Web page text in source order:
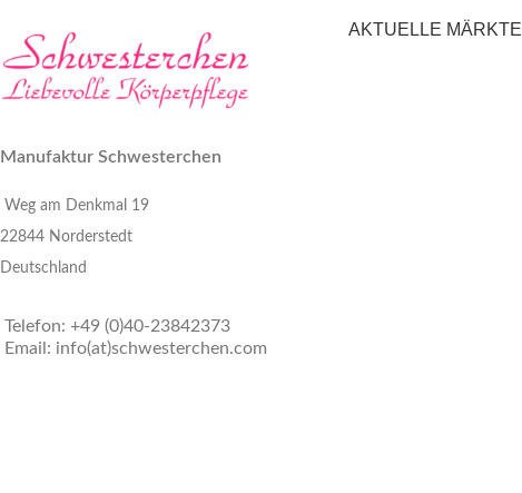
Manufaktur Schwesterchen
Weg am Denkmal 19
22844 Norderstedt
Deutschland
Telefon: +49 (0)40-23842373
Email: info(at)schwesterchen.com
AKTUELLE MÄRKTE